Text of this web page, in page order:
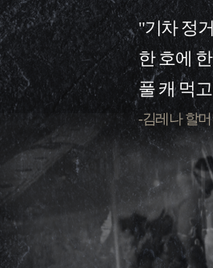
"기차 정
한 호에
풀 캐 먹
-김레나 할